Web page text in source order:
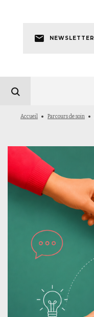
navigation
NEWSLETTER
Fil
Accueil Parcours de soin